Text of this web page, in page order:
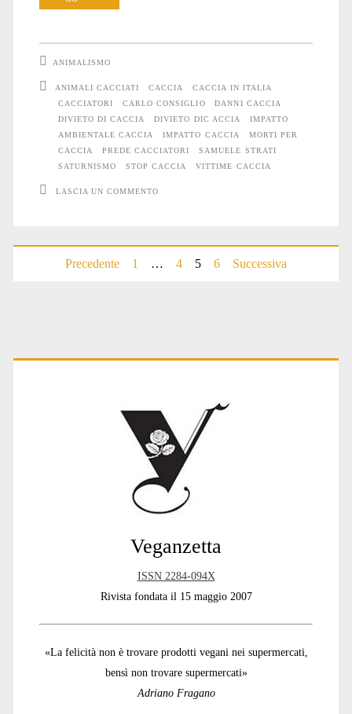
cacciatore?
ANIMALISMO
ANIMALI CACCIATI CACCIA
CACCIA IN ITALIA
CACCIATORI
CARLO CONSIGLIO
DANNI CACCIA
DIVIETO DI CACCIA
DIVIETO DIC ACCIA
IMPATTO
AMBIENTALE CACCIA
IMPATTO CACCIA
MORTI PER
CACCIA
PREDE CACCIATORI
SAMUELE STRATI
SATURNISMO
STOP CACCIA VITTIME CACCIA
LASCIA UN COMMENTO
Paginazione
Precedente 1 … 4 5 6 Successiva
Primary
Veganzetta
ISSN 2284-094X
Rivista fondata il 15 maggio 2007
«La felicità non è trovare prodotti vegani nei supermercati,
bensì non trovare supermercati»
Adriano Fragano